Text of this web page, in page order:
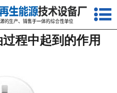
网站首页
关于我们
程中起到的作用